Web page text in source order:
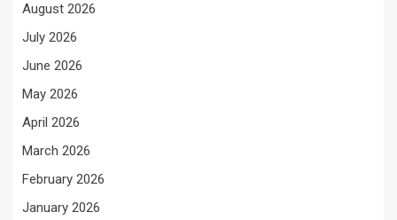
August 2026
July 2026
June 2026
May 2026
April 2026
March 2026
February 2026
January 2026